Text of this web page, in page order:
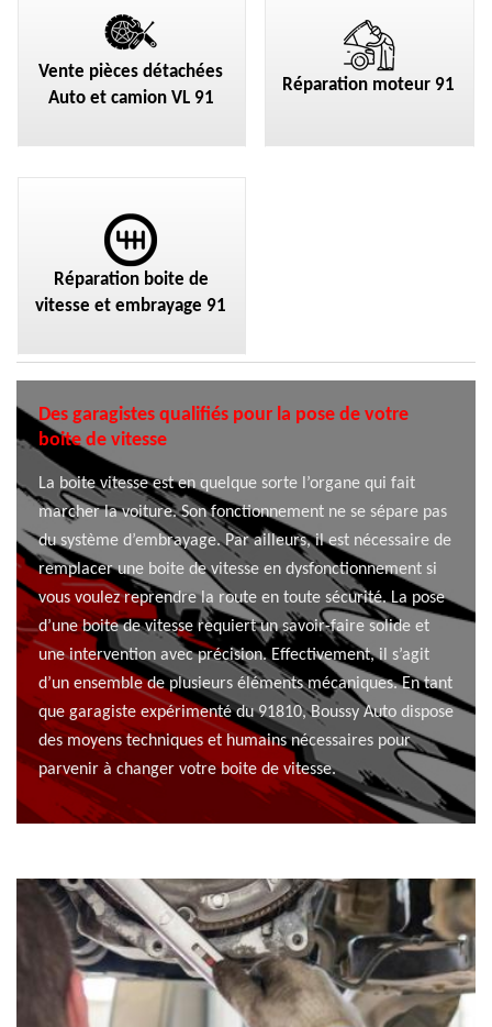
Vente pièces détachées
Auto et camion VL 91
Réparation moteur 91
Réparation boite de
vitesse et embrayage 91
Des garagistes qualifiés pour la pose de votre
boite de vitesse
La boite vitesse est en quelque sorte l’organe qui fait
marcher la voiture. Son fonctionnement ne se sépare pas
du système d’embrayage. Par ailleurs, il est nécessaire de
remplacer une boite de vitesse en dysfonctionnement si
vous voulez reprendre la route en toute sécurité. La pose
d’une boite de vitesse requiert un savoir-faire solide et
une intervention avec précision. Effectivement, il s’agit
d’un ensemble de plusieurs éléments mécaniques. En tant
que garagiste expérimenté du 91810, Boussy Auto dispose
des moyens techniques et humains nécessaires pour
parvenir à changer votre boite de vitesse.